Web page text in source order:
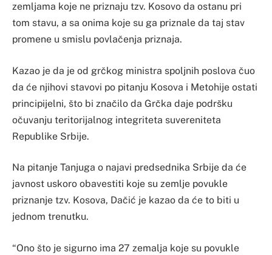
zemljama koje ne priznaju tzv. Kosovo da ostanu pri
tom stavu, a sa onima koje su ga priznale da taj stav
promene u smislu povlačenja priznaja.
Kazao je da je od grčkog ministra spoljnih poslova čuo
da će njihovi stavovi po pitanju Kosova i Metohije ostati
principijelni, što bi značilo da Grčka daje podršku
očuvanju teritorijalnog integriteta suvereniteta
Republike Srbije.
Na pitanje Tanjuga o najavi predsednika Srbije da će
javnost uskoro obavestiti koje su zemlje povukle
priznanje tzv. Kosova, Dačić je kazao da će to biti u
jednom trenutku.
“Ono što je sigurno ima 27 zemalja koje su povukle